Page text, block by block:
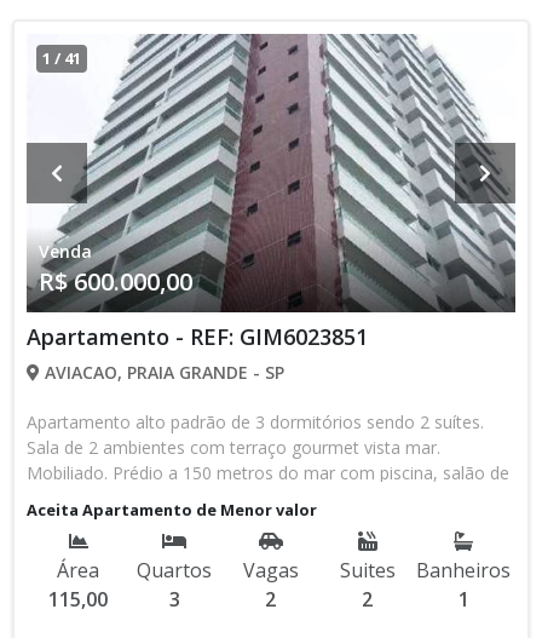
1 / 41
Venda
R$ 600.000,00
Apartamento - REF: GIM6023851
AVIACAO, PRAIA GRANDE - SP
Apartamento alto padrão de 3 dormitórios sendo 2 suítes.
Sala de 2 ambientes com terraço gourmet vista mar.
Mobiliado. Prédio a 150 metros do mar com piscina, salão de
festas, salão de jogos, brinquedoteca, cinema, academia,
área de descanso, armários individuais, portaria 24 horas e
direito a 2 vagas de garagem. * Aceita financiamento
bancário. * Aceita permuta por imóvel de menor valor em
Praia Grande. * Aceita automóvel como parte de pagamento.
Aceita Apartamento de Menor valor
Área
115,00
Quartos
3
Vagas
2
Suites
2
Banheiros
1